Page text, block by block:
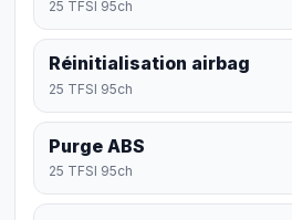
25 TFSI 95ch
Réinitialisation airbag
25 TFSI 95ch
Purge ABS
25 TFSI 95ch